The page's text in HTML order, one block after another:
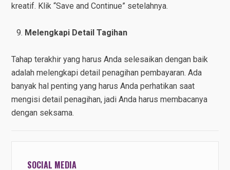
kreatif. Klik “Save and Continue” setelahnya.
Melengkapi Detail Tagihan
Tahap terakhir yang harus Anda selesaikan dengan baik
adalah melengkapi detail penagihan pembayaran. Ada
banyak hal penting yang harus Anda perhatikan saat
mengisi detail penagihan, jadi Anda harus membacanya
dengan seksama.
SOCIAL MEDIA